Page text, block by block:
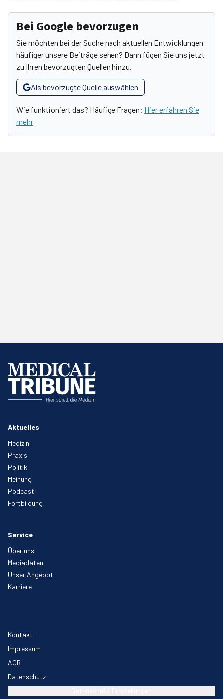
Bei Google bevorzugen
Sie möchten bei der Suche nach aktuellen Entwicklungen
häufiger unsere Beiträge sehen? Dann fügen Sie uns jetzt
zu Ihren bevorzugten Quellen hinzu.
Als bevorzugte Quelle auswählen
Wie funktioniert das? Häufige Fragen: Hier erfahren Sie
mehr
Aktuelles
Medizin
Praxis
Politik
Meinung
Podcast
Fortbildung
Service
Über uns
Mediadaten
Unser Angebot
Karriere
Kontakt
Impressum
AGB
Datenschutz